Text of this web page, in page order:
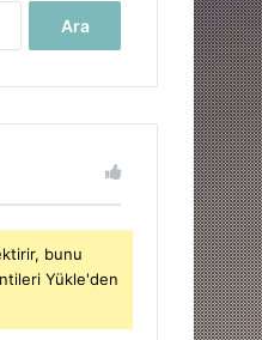
bunu
Yükle'den